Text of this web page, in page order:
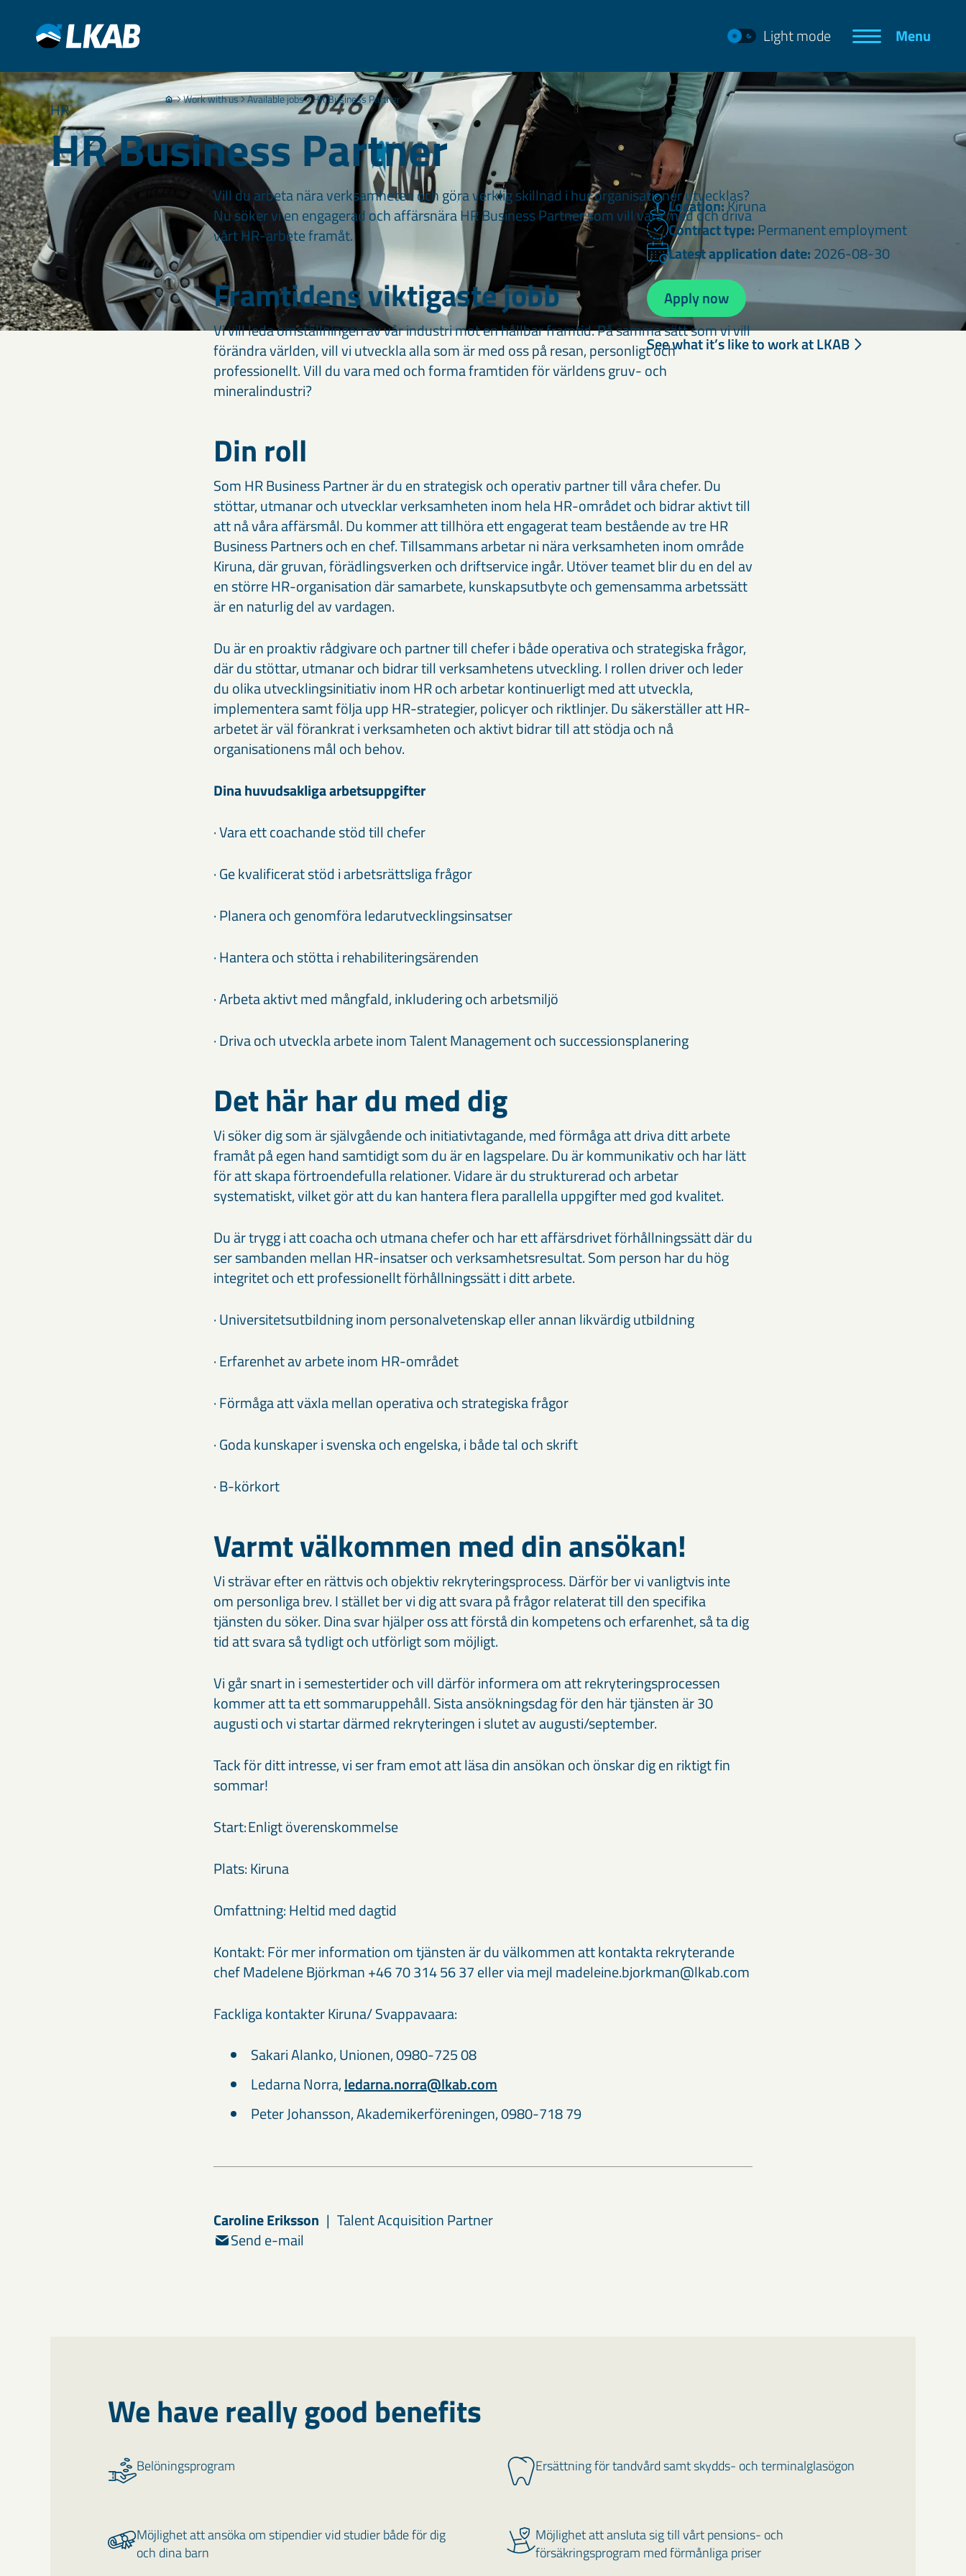
Light mode Menu
Work with us Available jobs HR Business Partner
HR
HR Business Partner
Location:Kiruna
Contract type:Permanent employment
Latest application date:2026-08-30
Apply now
See what it’s like to work at LKAB
Vill du arbeta nära verksamheten och göra verklig skillnad i hur organisationer utvecklas?
Nu söker vi en engagerad och affärsnära HR Business Partner som vill vara med och driva
vårt HR-arbete framåt.
Framtidens viktigaste jobb
Vi vill leda omställningen av vår industri mot en hållbar framtid. På samma sätt som vi vill
förändra världen, vill vi utveckla alla som är med oss på resan, personligt och
professionellt. Vill du vara med och forma framtiden för världens gruv- och
mineralindustri?
Din roll
Som HR Business Partner är du en strategisk och operativ partner till våra chefer. Du
stöttar, utmanar och utvecklar verksamheten inom hela HR-området och bidrar aktivt till
att nå våra affärsmål. Du kommer att tillhöra ett engagerat team bestående av tre HR
Business Partners och en chef. Tillsammans arbetar ni nära verksamheten inom område
Kiruna, där gruvan, förädlingsverken och driftservice ingår. Utöver teamet blir du en del av
en större HR-organisation där samarbete, kunskapsutbyte och gemensamma arbetssätt
är en naturlig del av vardagen.
Du är en proaktiv rådgivare och partner till chefer i både operativa och strategiska frågor,
där du stöttar, utmanar och bidrar till verksamhetens utveckling. I rollen driver och leder
du olika utvecklingsinitiativ inom HR och arbetar kontinuerligt med att utveckla,
implementera samt följa upp HR-strategier, policyer och riktlinjer. Du säkerställer att HR-
arbetet är väl förankrat i verksamheten och aktivt bidrar till att stödja och nå
organisationens mål och behov.
Dina huvudsakliga arbetsuppgifter
· Vara ett coachande stöd till chefer
· Ge kvalificerat stöd i arbetsrättsliga frågor
· Planera och genomföra ledarutvecklingsinsatser
· Hantera och stötta i rehabiliteringsärenden
· Arbeta aktivt med mångfald, inkludering och arbetsmiljö
· Driva och utveckla arbete inom Talent Management och successionsplanering
Det här har du med dig
Vi söker dig som är självgående och initiativtagande, med förmåga att driva ditt arbete
framåt på egen hand samtidigt som du är en lagspelare. Du är kommunikativ och har lätt
för att skapa förtroendefulla relationer. Vidare är du strukturerad och arbetar
systematiskt, vilket gör att du kan hantera flera parallella uppgifter med god kvalitet.
Du är trygg i att coacha och utmana chefer och har ett affärsdrivet förhållningssätt där du
ser sambanden mellan HR-insatser och verksamhetsresultat. Som person har du hög
integritet och ett professionellt förhållningssätt i ditt arbete.
· Universitetsutbildning inom personalvetenskap eller annan likvärdig utbildning
· Erfarenhet av arbete inom HR-området
· Förmåga att växla mellan operativa och strategiska frågor
· Goda kunskaper i svenska och engelska, i både tal och skrift
· B-körkort
Varmt välkommen med din ansökan!​
Vi strävar efter en rättvis och objektiv rekryteringsprocess. Därför ber vi vanligtvis inte
om personliga brev. I stället ber vi dig att svara på frågor relaterat till den specifika
tjänsten du söker. Dina svar hjälper oss att förstå din kompetens och erfarenhet, så ta dig
tid att svara så tydligt och utförligt som möjligt.
Vi går snart in i semestertider och vill därför informera om att rekryteringsprocessen
kommer att ta ett sommaruppehåll. Sista ansökningsdag för den här tjänsten är 30
augusti och vi startar därmed rekryteringen i slutet av augusti/september.
Tack för ditt intresse, vi ser fram emot att läsa din ansökan och önskar dig en riktigt fin
sommar!
Start: Enligt överenskommelse
Plats: Kiruna
Omfattning: Heltid med dagtid
Kontakt: För mer information om tjänsten är du välkommen att kontakta rekryterande
chef Madelene Björkman +46 70 314 56 37 eller via mejl madeleine.bjorkman@lkab.com
Fackliga kontakter Kiruna/ Svappavaara:
Sakari Alanko, Unionen, 0980-725 08
Ledarna Norra,ledarna.norra@lkab.com
Peter Johansson, Akademikerföreningen, 0980-718 79
Caroline Eriksson
Talent Acquisition Partner
Send e-mail
We have really good benefits
Belöningsprogram Ersättning för tandvård samt skydds- och terminalglasögon
Möjlighet att ansöka om stipendier vid studier både för dig
och dina barn
Möjlighet att ansluta sig till vårt pensions- och
försäkringsprogram med förmånliga priser